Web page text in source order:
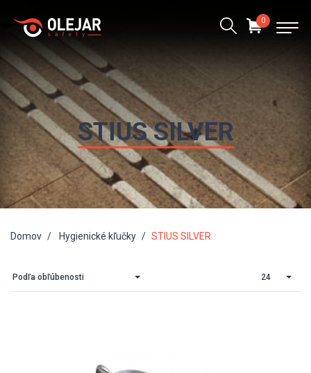
STIUS SILVER
Domov Hygienické kľučky STIUS SILVER
Podľa obľúbenosti 24
0